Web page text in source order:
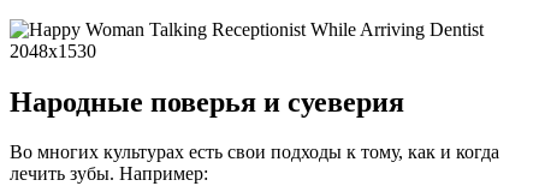
Народные поверья и суеверия
Во многих культурах есть свои подходы к тому, как и когда
лечить зубы. Например: